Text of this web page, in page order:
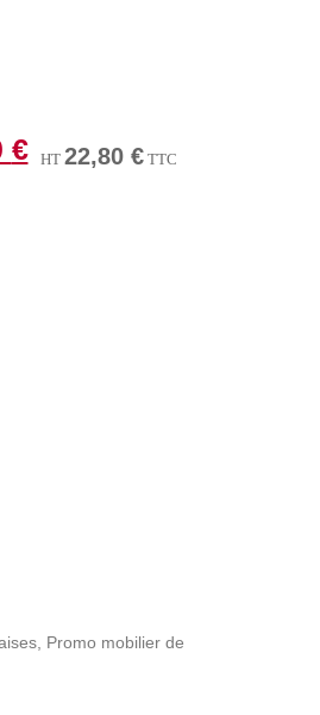
€ HT 22,80 €TTC
Promo mobilier de